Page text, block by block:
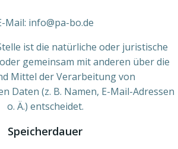
Mail: info@pa-bo.de
ist die natürliche oder juristische
gemeinsam mit anderen über die
Mittel der Verarbeitung von
Daten (z. B. Namen, E-Mail-Adressen
o. Ä.) entscheidet.
Speicherdauer